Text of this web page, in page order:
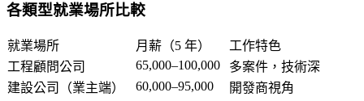
各類型就業場所比較
就業場所 月薪（5 年）
工作特色
工程顧問公司
65,000–100,000
多案件，技術深
建設公司（業主端）
60,000–95,000
開發商視角